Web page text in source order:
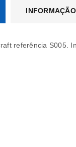
referência S005.